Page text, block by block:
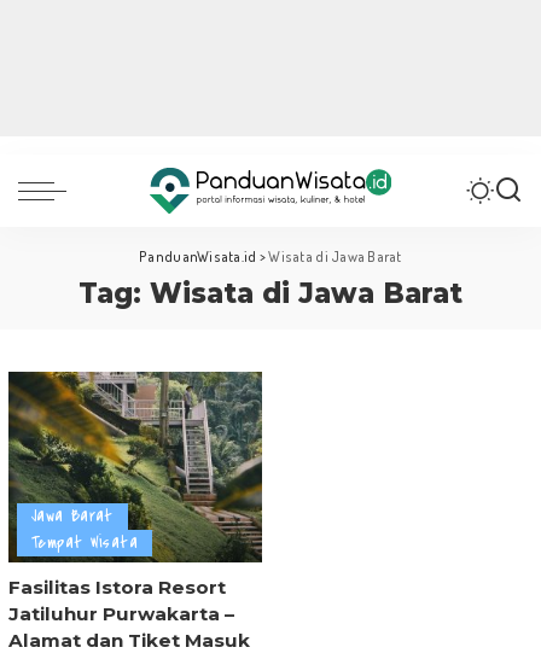
PanduanWisata.id >Wisata di Jawa Barat
Tag: Wisata di Jawa Barat
Jawa Barat
Tempat Wisata
Fasilitas Istora Resort
Jatiluhur Purwakarta –
Alamat dan Tiket Masuk